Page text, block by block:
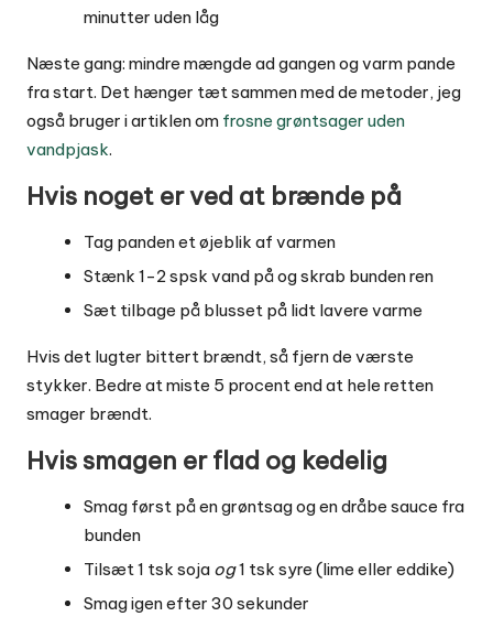
minutter uden låg
Næste gang: mindre mængde ad gangen og varm pande
fra start. Det hænger tæt sammen med de metoder, jeg
også bruger i artiklen om frosne grøntsager uden
vandpjask.
Hvis noget er ved at brænde på
Tag panden et øjeblik af varmen
Stænk 1-2 spsk vand på og skrab bunden ren
Sæt tilbage på blusset på lidt lavere varme
Hvis det lugter bittert brændt, så fjern de værste
stykker. Bedre at miste 5 procent end at hele retten
smager brændt.
Hvis smagen er flad og kedelig
Smag først på en grøntsag og en dråbe sauce fra
bunden
Tilsæt 1 tsk soja og1 tsk syre (lime eller eddike)
Smag igen efter 30 sekunder